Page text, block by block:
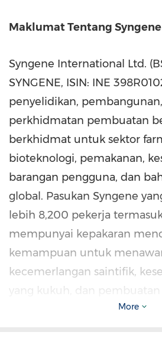
Maklumat Tentang Syngene
Syngene International Ltd.
SYNGENE, ISIN: INE
penyelidikan,
perkhidmatan pembuatan
berkhidmat untuk sektor
bioteknologi, pemakanan,
barangan pengguna, dan
global. Pasukan Syngene
lebih 8,200 pekerja
mempunyai kepakaran
kemampuan untuk
kecemerlangan saintifik,
yang kukuh, dan
dengan pantas, bagiMore